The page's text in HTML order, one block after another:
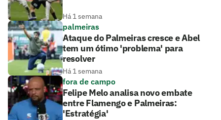
Há 1 semana
palmeiras
Ataque do Palmeiras cresce e Abel
tem um ótimo 'problema' para
resolver
Há 1 semana
fora de campo
Felipe Melo analisa novo embate
entre Flamengo e Palmeiras:
'Estratégia'